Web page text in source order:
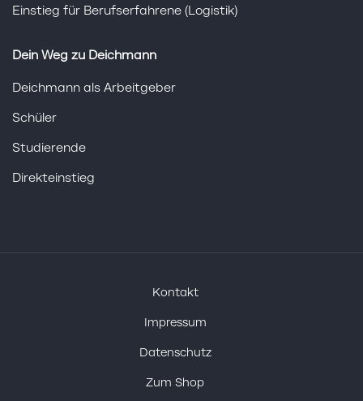
Einstieg für Berufserfahrene (Logistik)
Dein Weg zu Deichmann
Deichmann als Arbeitgeber
Schüler
Studierende
Direkteinstieg
Kontakt
Impressum
Datenschutz
Zum Shop